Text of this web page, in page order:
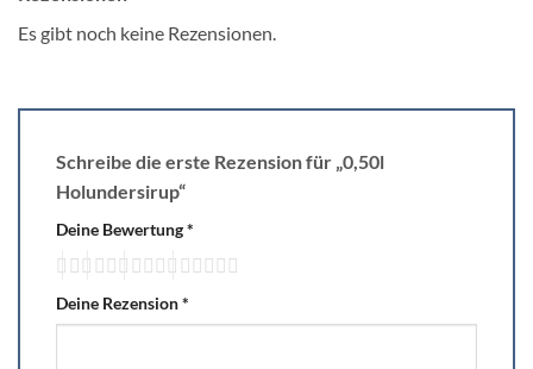
Es gibt noch keine Rezensionen.
Schreibe die erste Rezension für „0,50l
Holundersirup“
Deine Bewertung*
Deine Rezension*